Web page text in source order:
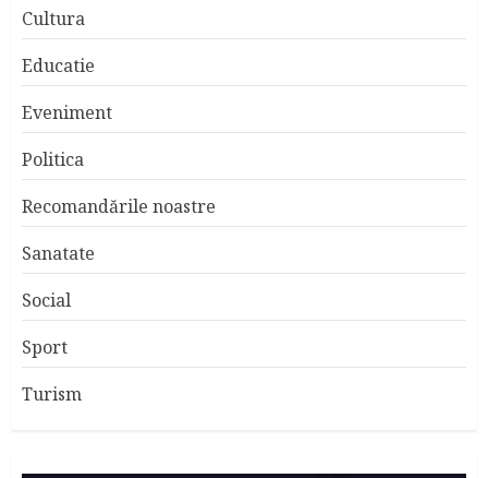
Cultura
Educatie
Eveniment
Politica
Recomandările noastre
Sanatate
Social
Sport
Turism